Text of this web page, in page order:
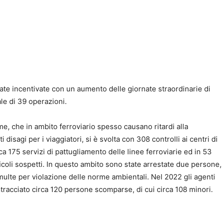
incentivate con un aumento delle giornate straordinarie di
di 39 operazioni.
che in ambito ferroviario spesso causano ritardi alla
disagi per i viaggiatori, si è svolta con 308 controlli ai centri di
175 servizi di pattugliamento delle linee ferroviarie ed in 53
sospetti. In questo ambito sono state arrestate due persone,
per violazione delle norme ambientali. Nel 2022 gli agenti
circa 120 persone scomparse, di cui circa 108 minori.